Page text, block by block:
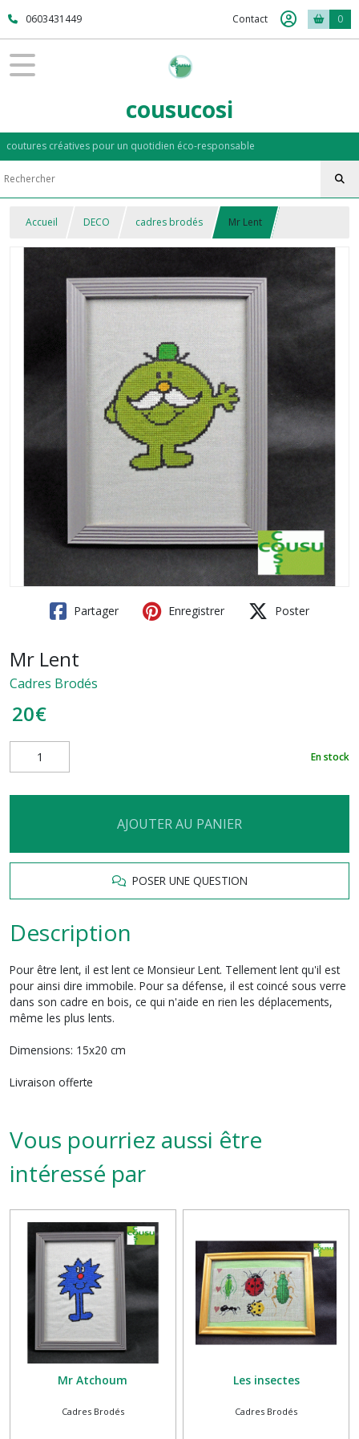
0603431449 Contact 0
cousucosi
coutures créatives pour un quotidien éco-responsable
Accueil DECO cadres brodés Mr Lent
Partager Enregistrer Poster
Mr Lent
Cadres Brodés
20€
En stock
AJOUTER AU PANIER
POSER UNE QUESTION
Description
Pour être lent, il est lent ce Monsieur Lent. Tellement lent qu'il est
pour ainsi dire immobile. Pour sa défense, il est coincé sous verre
dans son cadre en bois, ce qui n'aide en rien les déplacements,
même les plus lents.
Dimensions: 15x20 cm
Livraison offerte
Vous pourriez aussi être
intéressé par
Mr Atchoum
Cadres Brodés
Les insectes
Cadres Brodés